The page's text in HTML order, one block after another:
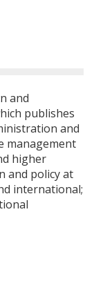
and
publishes
and
management
higher
and policy at
international;